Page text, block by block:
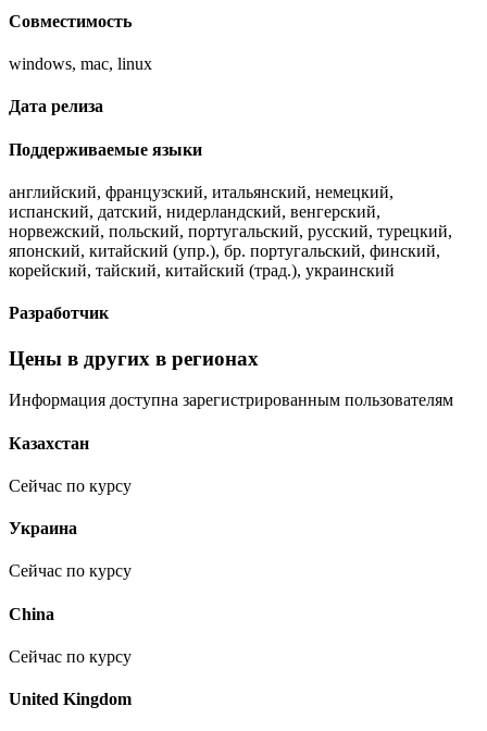
Совместимость
windows, mac, linux
Дата релиза
Поддерживаемые языки
английский, французский, итальянский, немецкий,
испанский, датский, нидерландский, венгерский,
норвежский, польский, португальский, русский, турецкий,
японский, китайский (упр.), бр. португальский, финский,
корейский, тайский, китайский (трад.), украинский
Разработчик
Цены в других в регионах
Информация доступна зарегистрированным пользователям
Казахстан
Сейчас по курсу
Украина
Сейчас по курсу
China
Сейчас по курсу
United Kingdom